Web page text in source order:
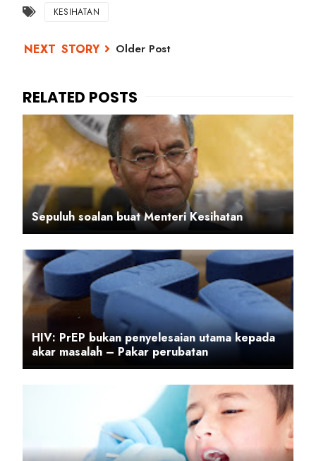
KESIHATAN
Older Post
Sepuluh soalan buat Menteri Kesihatan
HIV: PrEP bukan penyelesaian utama kepada
akar masalah – Pakar perubatan